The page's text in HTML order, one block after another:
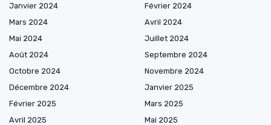
Janvier 2024
Février 2024
Mars 2024
Avril 2024
Mai 2024
Juillet 2024
Août 2024
Septembre 2024
Octobre 2024
Novembre 2024
Décembre 2024
Janvier 2025
Février 2025
Mars 2025
Avril 2025
Mai 2025